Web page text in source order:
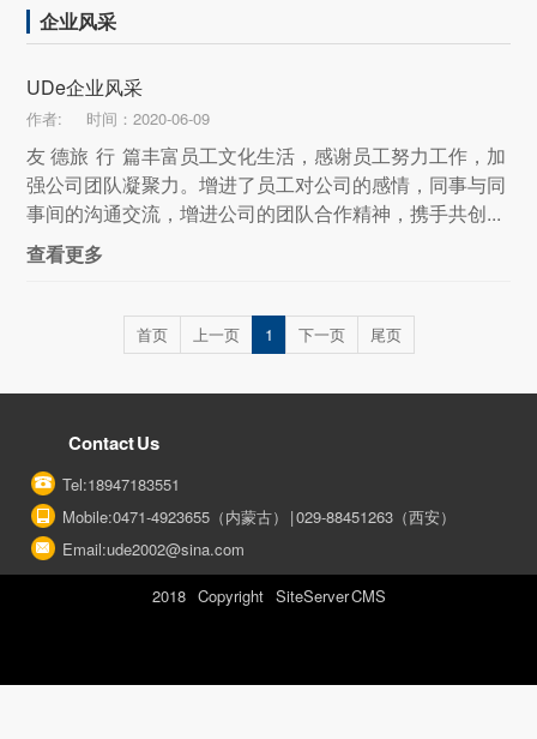
企业风采
UDe企业风采
作者: 时间：2020-06-09
友 德旅 行 篇丰富员工文化生活，感谢员工努力工作，加
强公司团队凝聚力。增进了员工对公司的感情，同事与同
事间的沟通交流，增进公司的团队合作精神，携手共创...
查看更多
首页 上一页 1 下一页 尾页
Contact Us
Tel:18947183551
Mobile:0471-4923655（内蒙古） | 029-88451263（西安）
Email:ude2002@sina.com
2018 Copyright SiteServer CMS